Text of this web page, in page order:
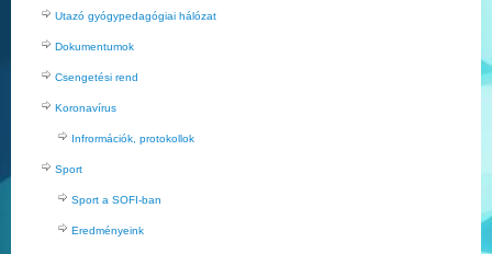
Utazó gyógypedagógiai hálózat
Dokumentumok
Csengetési rend
Koronavírus
Infrormációk, protokollok
Sport
Sport a SOFI-ban
Eredményeink